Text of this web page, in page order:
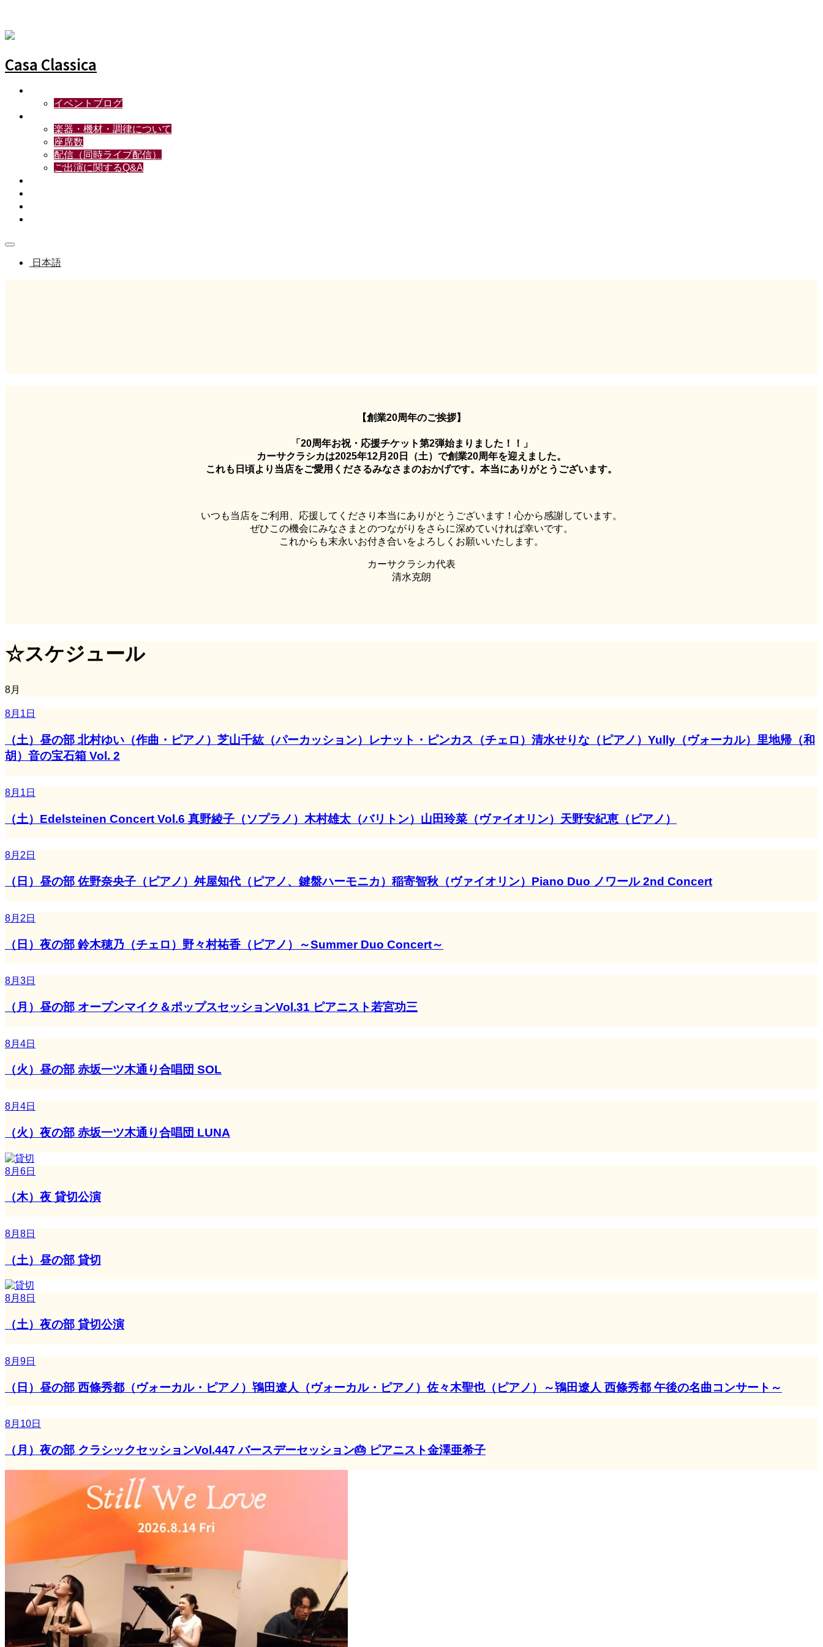
Casa Classica
イベントブログ
楽器・機材・調律について
座席数
配信（同時ライブ配信）
ご出演に関するQ&A
日本語
【創業20周年のご挨拶】
「20周年お祝・応援チケット第2弾始まりました！！」
カーサクラシカは2025年12月20日（土）で創業20周年を迎えました。
これも日頃より当店をご愛用くださるみなさまのおかげです。本当にありがとうございます。
いつも当店をご利用、応援してくださり本当にありがとうございます！心から感謝しています。
ぜひこの機会にみなさまとのつながりをさらに深めていければ幸いです。
これからも末永いお付き合いをよろしくお願いいたします。
カーサクラシカ代表
清水克朗
☆スケジュール
8月
8月1日
（土）昼の部 北村ゆい（作曲・ピアノ）芝山千紘（パーカッション）レナット・ピンカス（チェロ）清水せりな（ピアノ）Yully（ヴォーカル）里地帰（和
胡）音の宝石箱 Vol. 2
8月1日
（土）Edelsteinen Concert Vol.6 真野綾子（ソプラノ）木村雄太（バリトン）山田玲菜（ヴァイオリン）天野安紀恵（ピアノ）
8月2日
（日）昼の部 佐野奈央子（ピアノ）舛屋知代（ピアノ、鍵盤ハーモニカ）稲寄智秋（ヴァイオリン）Piano Duo ノワール 2nd Concert
8月2日
（日）夜の部 鈴木穂乃（チェロ）野々村祐香（ピアノ）～Summer Duo Concert～
8月3日
（月）昼の部 オープンマイク＆ポップスセッションVol.31 ピアニスト若宮功三
8月4日
（火）昼の部 赤坂一ツ木通り合唱団 SOL
8月4日
（火）夜の部 赤坂一ツ木通り合唱団 LUNA
8月6日
（木）夜 貸切公演
8月8日
（土）昼の部 貸切
8月8日
（土）夜の部 貸切公演
8月9日
（日）昼の部 西條秀都（ヴォーカル・ピアノ）鴇田遼人（ヴォーカル・ピアノ）佐々木聖也（ピアノ）～鴇田遼人 西條秀都 午後の名曲コンサート～
8月10日
（月）夜の部 クラシックセッションVol.447 バースデーセッション🎂 ピアニスト金澤亜希子